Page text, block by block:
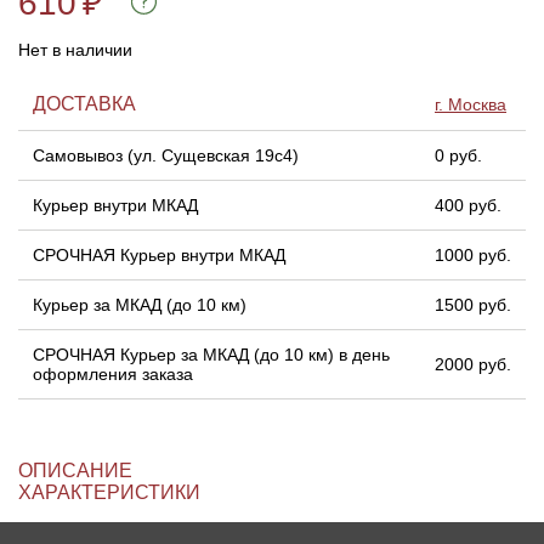
Нет в наличии
ДОСТАВКА г. Москва
Самовывоз (ул. Сущевская 19с4) 0 руб.
Курьер внутри МКАД 400 руб.
СРОЧНАЯ Курьер внутри МКАД 1000 руб.
Курьер за МКАД (до 10 км) 1500 руб.
СРОЧНАЯ Курьер за МКАД (до 10 км) в день
оформления заказа
2000 руб.
ОПИСАНИЕ
ХАРАКТЕРИСТИКИ
Линейки для настройки лука
Полочки для лука
Кликеры для лука
Киссеры для лука
Охотничьи ножи
Ножи складные